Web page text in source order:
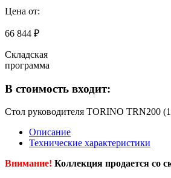
Цена от:
66 844 ₽
Складская
программа
В стоимость входит:
Стол руководителя TORINO TRN200
Описание
Технические характеристики
Внимание! Коллекция продается со